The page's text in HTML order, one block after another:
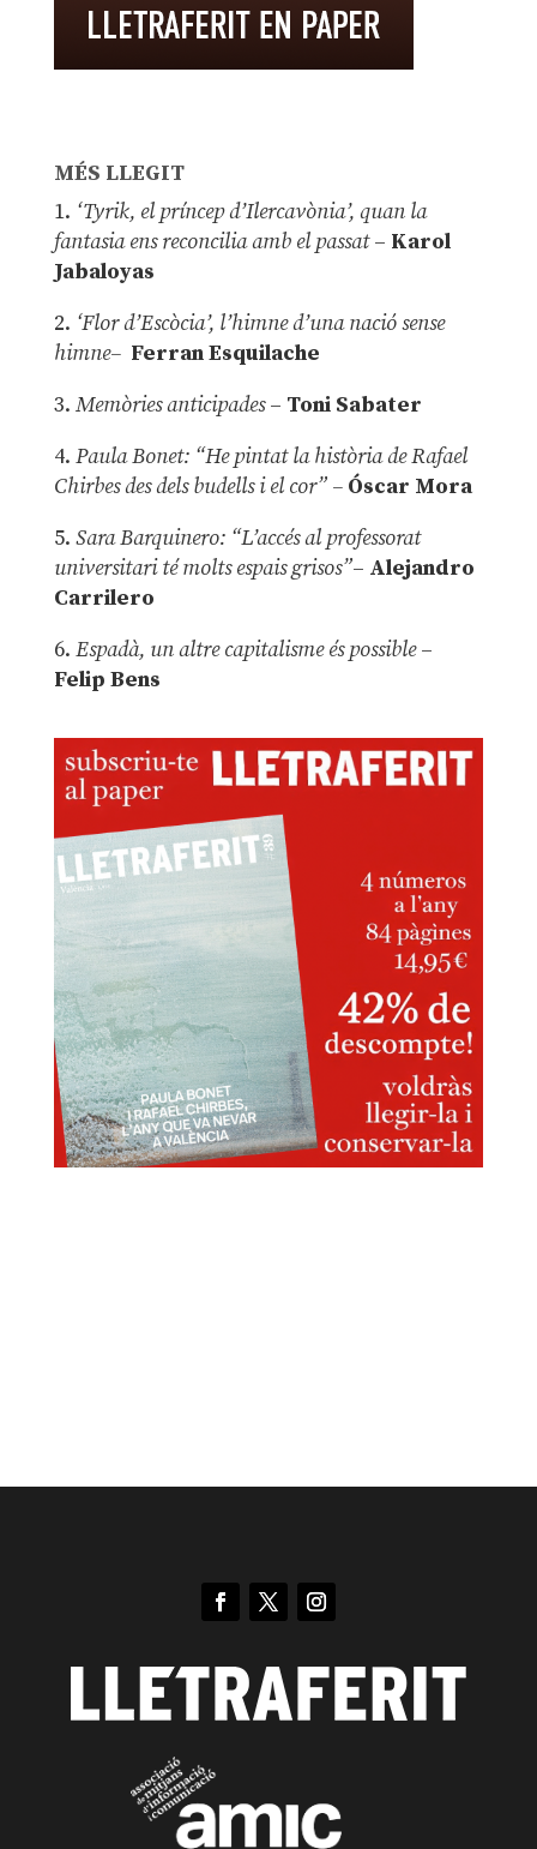
MÉS LLEGIT
1. ‘Tyrik, el príncep d’Ilercavònia’, quan la
fantasia ens reconcilia amb el passat– Karol
Jabaloyas
2. ‘Flor d’Escòcia’, l’himne d’una nació sense
himne– Ferran Esquilache
3. Memòries anticipades– Toni Sabater
4. Paula Bonet: “He pintat la història de Rafael
Chirbes des dels budells i el cor” –Óscar Mora
5. Sara Barquinero: “L’accés al professorat
universitari té molts espais grisos”– Alejandro
Carrilero
6. Espadà, un altre capitalisme és possible –
Felip Bens